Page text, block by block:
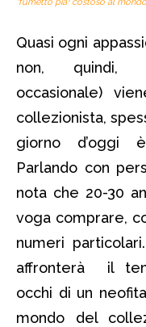
Quasi ogni
non, quindi,
occasionale)
collezionista,
giorno d’oggi
Parlando con
nota che 20-30
voga comprare,
numeri
affronterà il
occhi di un
mondo del